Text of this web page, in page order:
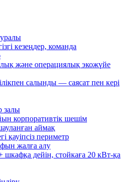
кезеңдер, команда
және операциялық экожүйе
салынды — саясат пен кері
залы
корпоративтік шешім
аймақ
қауіпсіз периметр
жалға алу
шкафқа дейін, стойкаға 20 кВт-қа